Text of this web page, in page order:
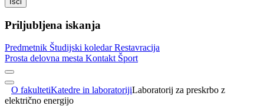
Priljubljena iskanja
Predmetnik Študijski koledarRestavracija
Prosta delovna mesta Kontakt Šport
O fakultetiKatedre in laboratorijiLaboratorij za preskrbo z
električno energijo